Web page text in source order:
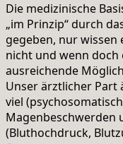
Die medizinische
„im Prinzip“ durch
gegeben, nur wissen
nicht und wenn
ausreichende
Unser ärztlicher Part
viel
Magenbeschwerden
(Bluthochdruck,